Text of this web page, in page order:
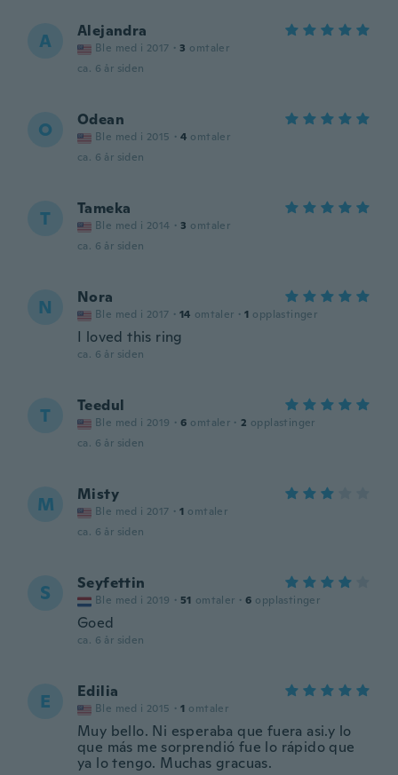
A Alejandra
Ble med i 2017 · 3 omtaler
ca. 6 år siden
O Odean
Ble med i 2015 · 4 omtaler
ca. 6 år siden
T Tameka
Ble med i 2014 · 3 omtaler
ca. 6 år siden
N Nora
Ble med i 2017 · 14 omtaler · 1 opplastinger
I loved this ring
ca. 6 år siden
T Teedul
Ble med i 2019 · 6 omtaler · 2 opplastinger
ca. 6 år siden
M Misty
Ble med i 2017 · 1 omtaler
ca. 6 år siden
S Seyfettin
Ble med i 2019 · 51 omtaler · 6 opplastinger
Goed
ca. 6 år siden
E Edilia
Ble med i 2015 · 1 omtaler
Muy bello. Ni esperaba que fuera asi.y lo
que más me sorprendió fue lo rápido que
ya lo tengo. Muchas gracuas.